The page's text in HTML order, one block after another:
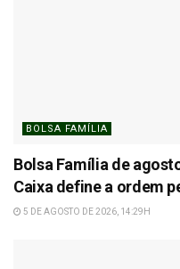
BOLSA FAMÍLIA
Bolsa Família de
Caixa define a ordem
5 DE AGOSTO DE 2026, 14:29H